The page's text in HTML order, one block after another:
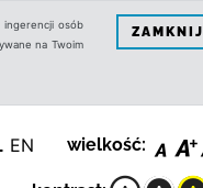
ingerencji osób
na Twoim
ZAMKNIJ
EN wielkość: